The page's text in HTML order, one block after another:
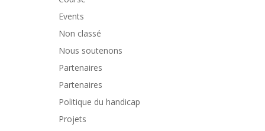
Events
Non classé
Nous soutenons
Partenaires
Partenaires
Politique du handicap
Projets